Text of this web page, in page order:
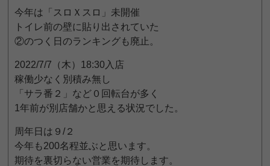
今年は「スロＸスロ」未開催
トイレ前の壁に貼り出されていた
②のつく日のランキングも廃止。
2022/7/7（木）18:30入店
稼働少なく別積み無し
「サラ番２」など０回転台が多く
1年前が別店舗かと思える状況でした。
周年日は９/２
今年も200名程並ぶと思います。
期待を裏切らない営業を期待します。